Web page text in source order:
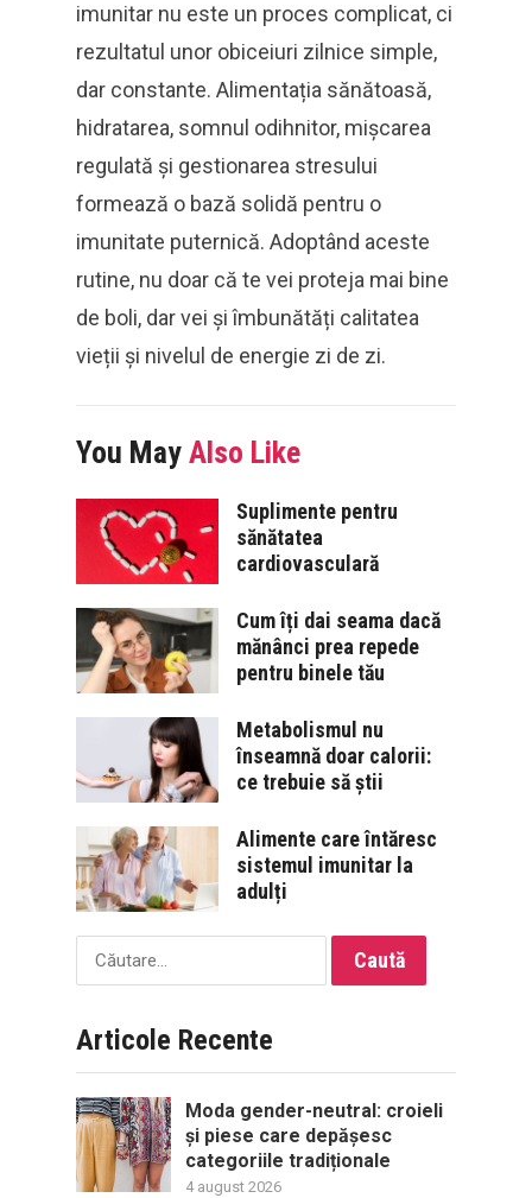
imunitar nu este un proces complicat, ci
rezultatul unor obiceiuri zilnice simple,
dar constante. Alimentația sănătoasă,
hidratarea, somnul odihnitor, mișcarea
regulată și gestionarea stresului
formează o bază solidă pentru o
imunitate puternică. Adoptând aceste
rutine, nu doar că te vei proteja mai bine
de boli, dar vei și îmbunătăți calitatea
vieții și nivelul de energie zi de zi.
You May Also Like
Suplimente pentru
sănătatea
cardiovasculară
Cum îți dai seama dacă
mănânci prea repede
pentru binele tău
Metabolismul nu
înseamnă doar calorii:
ce trebuie să știi
Alimente care întăresc
sistemul imunitar la
adulți
Caută
după:
Articole Recente
Moda gender-neutral: croieli
și piese care depășesc
categoriile tradiționale
4 august 2026